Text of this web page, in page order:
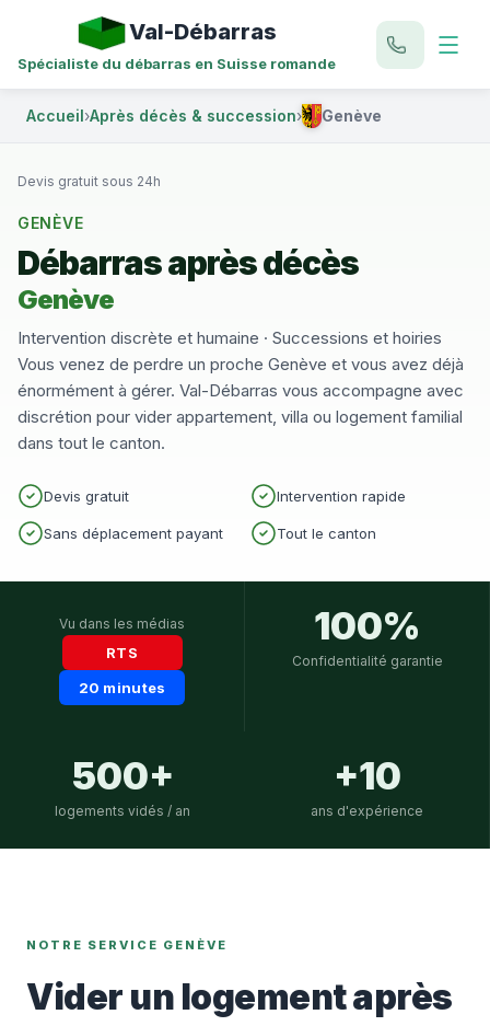
Val-Débarras
Spécialiste du débarras en Suisse romande
Accueil›Après décès & succession› Genève
Devis gratuit sous 24h
GENÈVE
Débarras après décès
Genève
Intervention discrète et humaine · Successions et hoiries
Vous venez de perdre un proche Genève et vous avez déjà
énormément à gérer. Val-Débarras vous accompagne avec
discrétion pour vider appartement, villa ou logement familial
dans tout le canton.
Devis gratuit Intervention rapide
Sans déplacement payant Tout le canton
Vu dans les médias
RTS
20 minutes
+10
ans d'expérience
100%
Confidentialité garantie
500+
logements vidés / an
NOTRE SERVICE GENÈVE
Vider un logement après